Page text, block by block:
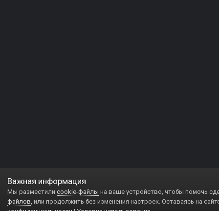
Важная информация
Мы разместили cookie-файлы на ваше устройство, чтобы помочь
файлов, или продолжить без изменения настроек. Оставаясь на